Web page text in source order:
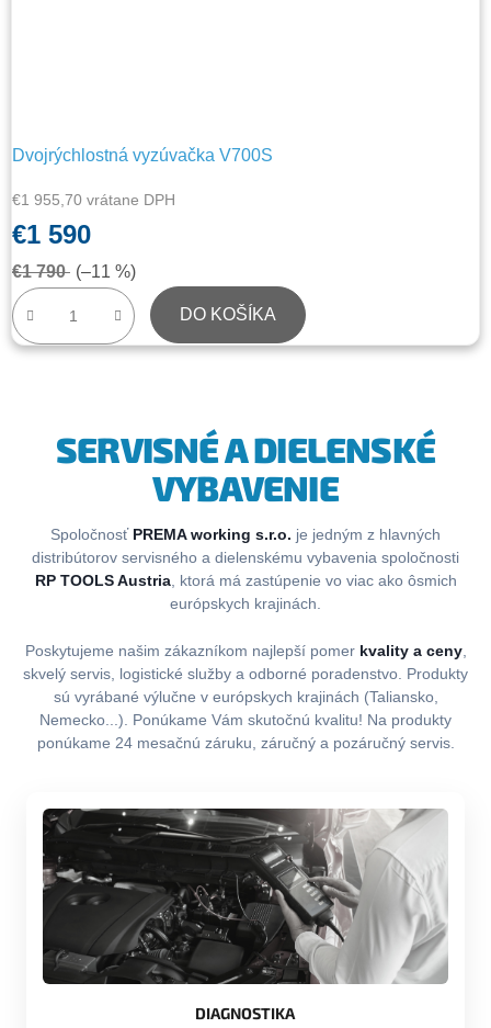
Dvojrýchlostná vyzúvačka V700S
€1 955,70 vrátane DPH
€1 590
€1 790 (–11 %)
DO KOŠÍKA
SERVISNÉ A DIELENSKÉ
VYBAVENIE
Spoločnosť PREMA working s.r.o. je jedným z hlavných
distribútorov servisného a dielenskému vybavenia spoločnosti
RP TOOLS Austria, ktorá má zastúpenie vo viac ako ôsmich
európskych krajinách.
Poskytujeme našim zákazníkom najlepší pomer kvality a ceny,
skvelý servis, logistické služby a odborné poradenstvo. Produkty
sú vyrábané výlučne v európskych krajinách (Taliansko,
Nemecko...). Ponúkame Vám skutočnú kvalitu! Na produkty
ponúkame 24 mesačnú záruku, záručný a pozáručný servis.
DIAGNOSTIKA